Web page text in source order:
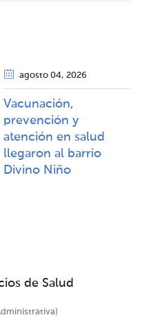
agosto 04, 2026
Vacunación,
prevención y
atención en salud
llegaron al barrio
Divino Niño
de Salud